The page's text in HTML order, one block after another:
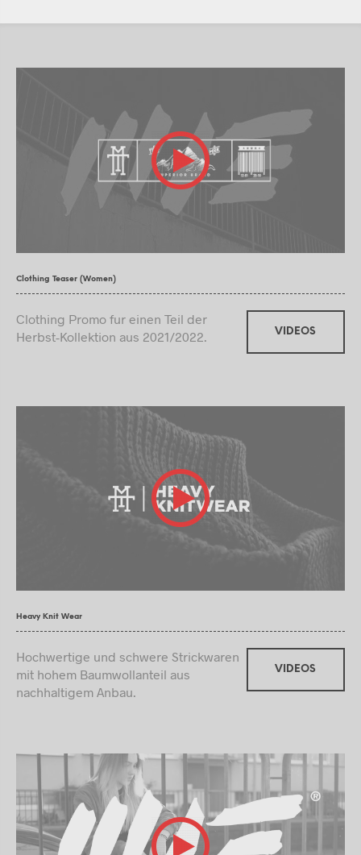
Clothing Teaser (Women)
Clothing Promo fur einen Teil der
Herbst-Kollektion aus 2021/2022.
VIDEOS
Heavy Knit Wear
Hochwertige und schwere Strickwaren
mit hohem Baumwollanteil aus
nachhaltigem Anbau.
VIDEOS